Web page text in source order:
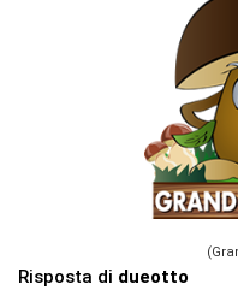
Risposta di dueotto